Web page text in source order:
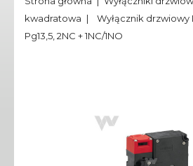
kwadratowa
Wyłącznik drzwiowy
Pg13,5, 2NC + 1NC/1NO